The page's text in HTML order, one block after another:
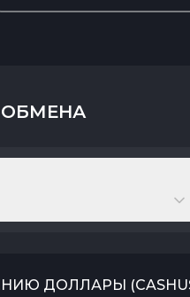
ОБМЕНА
ДОЛЛАРЫ (